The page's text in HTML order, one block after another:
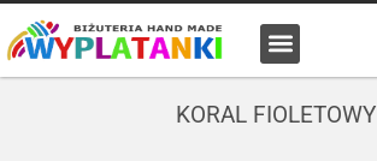
KORAL FIOLETOWY